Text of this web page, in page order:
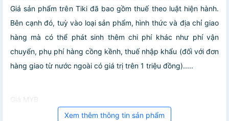
Giá sản phẩm trên Tiki đã bao gồm thuế theo luật hiện hành.
Bên cạnh đó, tuỳ vào loại sản phẩm, hình thức và địa chỉ giao
hàng mà có thể phát sinh thêm chi phí khác như phí vận
chuyển, phụ phí hàng cồng kềnh, thuế nhập khẩu (đối với đơn
hàng giao từ nước ngoài có giá trị trên 1 triệu đồng).....
Giá MYB
Xem thêm thông tin sản phẩm